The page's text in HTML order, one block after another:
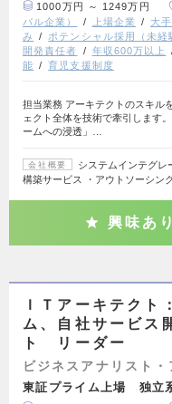
1000万円 ～ 1249万円
バル企業）
上場企業 大
み
ポテンシャル採用（未経
開発責任者
年収600万以上
能
育児支援制度
担当業務 アーキテクトのスキル
ェクト全体を技術で牽引します
ームへの浸透」…
会社概要
システムインテグレ
構築サービス ・アウトソーシン
興味あり
ＩＴアーキテクト
ム、自社サービス
ト リーダー
ビジネスアナリスト・
東証プライム上場 独立